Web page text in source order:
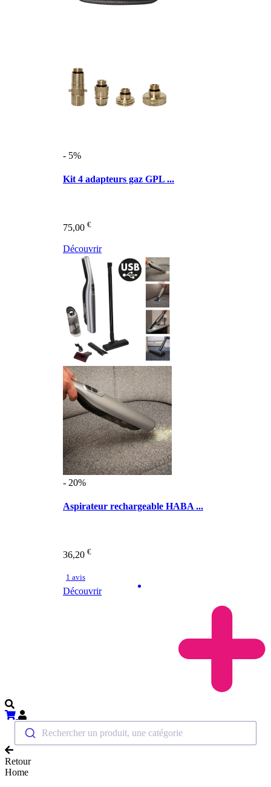
- 5%
Kit 4 adapteurs gaz GPL ...
75,00 €
Découvrir
- 20%
Aspirateur rechargeable HABA ...
36,20 €
1 avis
Découvrir
Rechercher un produit, une catégorie
Retour
Home